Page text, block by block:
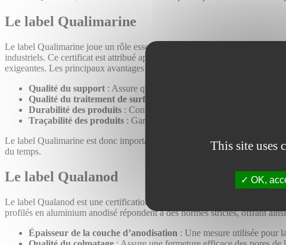
This site uses
OK,
Le label Qualimarine
Le label Qualimarine joue un rôle essentiel dans l’assurance de la qualité
industriels. Ce certificat est attribué après une évaluation rigoureuse qui
exigeantes. Les principaux avantages du label Qualimarine incluent :
Qualité du support : Assure que les tôles et profilés en aluminium
Qualité du traitement de surface
: Vérifie que le processus de
Durabilité des produits : Confirme que les produits en aluminium
Traçabilité des produits : Garantit une traçabilité complète, de la
Le label Qualimarine est donc important pour les projets situés dans des
du temps.
Le label Qualanod
Le label Qualanod est une certification de référence pour l’anodisation de
profilés en aluminium anodisé répondent à des normes strictes, offrant
Épaisseur de la couche d’anodisation : Une mesure utilisée pour